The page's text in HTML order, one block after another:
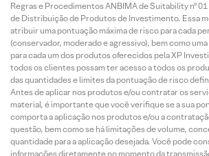
Regras e Procedimentos ANBIMA de Suitability nº
de Distribuição de Produtos de Investimento. Essa
atribuir uma pontuação máxima de risco para cada
(conservador, moderado e agressivo), bem como
para cada um dos produtos oferecidos pela XP
todos os clientes possam ter acesso a todos os
das quantidades e limites da pontuação de risco
Antes de aplicar nos produtos e/ou contratar os
material, é importante que você verifique se a sua
comporta a aplicação nos produtos e/ou a
questão, bem como se há limitações de volume,
quantidade para a aplicação desejada. Você pode
informações diretamente no momento da